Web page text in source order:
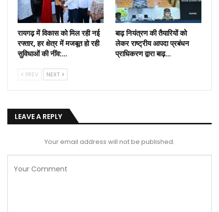
रायगढ़ में विकास को मिल रही नई
रफ्तार, हर क्षेत्र में मजबूत हो रही
सुविधाओं की नींव:…
बाढ़ नियंत्रण की तैयारियों को
लेकर राष्ट्रीय आपदा प्रबंधन
प्राधिकरण द्वारा बाढ़…
PREV NEXT
LEAVE A REPLY
Your email address will not be published.